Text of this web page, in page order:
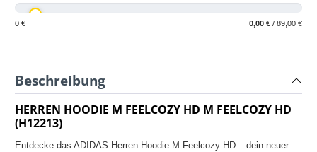
0 € 0,00 € / 89,00 €
Beschreibung
HERREN HOODIE M FEELCOZY HD M FEELCOZY HD
(H12213)
Entdecke das ADIDAS Herren Hoodie M Feelcozy HD – dein neuer